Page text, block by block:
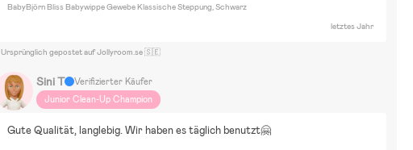
BabyBjörn Bliss Babywippe Gewebe Klassische Steppung, Schwarz
letztes Jahr
Ursprünglich gepostet auf Jollyroom.se 🇸🇪
Sini T
Verifizierter Käufer
Junior Clean-Up Champion
Gute Qualität, langlebig. Wir haben es täglich benutzt🤗